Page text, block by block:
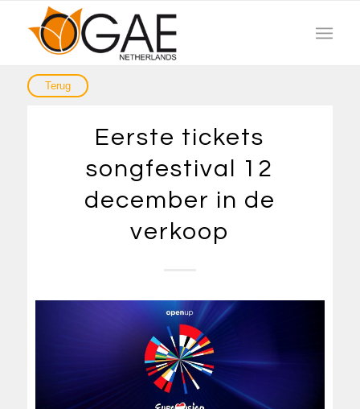
Eerste tickets
songfestival 12
december in de
verkoop